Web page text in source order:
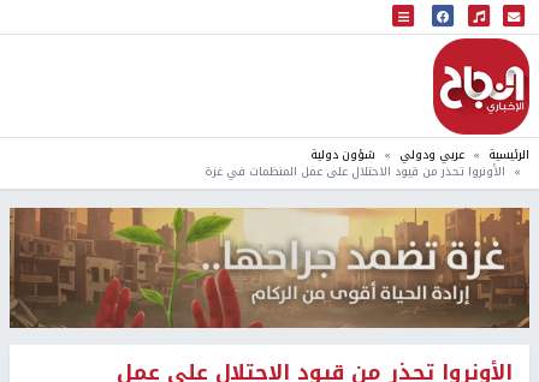
البث المباشر
إذاعة النجاح
الرئيسية عربي ودولي شؤون دولية
الأونروا تحذر من قيود الاحتلال على عمل المنظمات في غزة
الأونروا تحذر من قيود الاحتلال على عمل